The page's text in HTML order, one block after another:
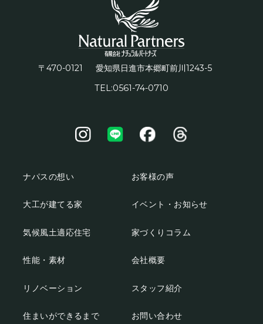
〒470-0121 愛知県日進市本郷町前川 1243-5
TEL:0561-74-0710
ナパスの想い
大工が建てる家
気候風土適応住宅
性能・素材
リノベーション
住まいができるまで
お客様の声
イベント・お知らせ
家づくりコラム
会社概要
スタッフ紹介
お問い合わせ